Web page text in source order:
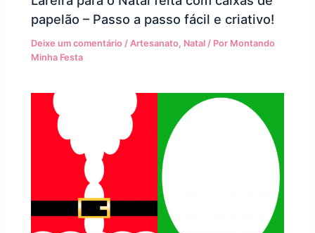
papelão – Passo a passo fácil e criativo!
Deixe um comentário /Artesanato, Natal / Por Montando
Minha Festa